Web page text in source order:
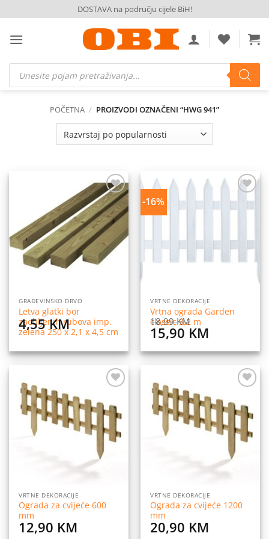
to
content
DOSTAVA na području cijele BiH!
Products
search
POČETNA / PROIZVODI OZNAČENI “HWG 941”
Dodaj
na
listu
želja
GRAĐEVINSKO DRVO
Letva glatki bor
zaobljenih rubova imp.
zelena 250 x 2,1 x 4,5 cm
4,55KM
-16%
Dodaj
na
VRTNE DEKORACIJE
Vrtna ograda Garden
classic 3,2 m
18,99KM
Original
price
was:
15,90 KM
is:
15,90
na
listu
želja
VRTNE DEKORACIJE
Ograda za cvijeće 600
mm
12,90 KM
na
listu
želja
VRTNE DEKORACIJE
Ograda za cvijeće 1200
mm
20,90 KM